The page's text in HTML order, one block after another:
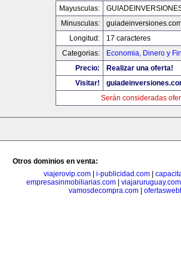
Mayusculas:
Minusculas:
Longitud:
17 caracteres
Categorias:
Economia, Dinero y
Precio:
Realizar una oferta!
Visitar!
Serán consideradas
Otros dominios en venta:
viajerovip.com
i-publicidad.com
empresasinmobiliarias.com
viajaruruguay.com
vamosdecompra.com